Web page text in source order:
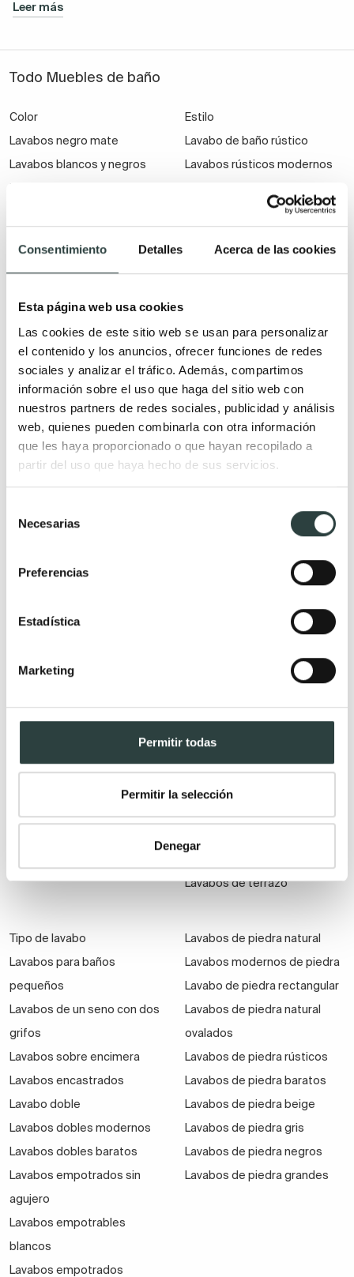
Consentimiento Detalles Acerca de las cookies
Esta página web usa cookies
Las cookies de este sitio web se usan para personalizar
el contenido y los anuncios, ofrecer funciones de redes
sociales y analizar el tráfico. Además, compartimos
información sobre el uso que haga del sitio web con
nuestros partners de redes sociales, publicidad y análisis
web, quienes pueden combinarla con otra información
que les haya proporcionado o que hayan recopilado a
partir del uso que haya hecho de sus servicios.
Necesarias
Preferencias
Estadística
Marketing
Permitir todas
Permitir la selección
Denegar
Leer más
Todo Muebles de baño
Color
Lavabos negro mate
Lavabos blancos y negros
Lavabos de bronce
Lavabos de oro rosa
Lavabos marrones
Lavabos verdes
Lavabos rosas
Lavabos amarillos
Lavabos rojos
Estilo
Lavabo de baño rústico
Lavabos rústicos modernos
Lavabos clásicos
Lavabos mate
Lavabos pequeños
Lavabos tipo bol
Lavabos de mármol
Lavabo redondo de piedra
Lavabos cuadrados
Lavabos de fondo reducido
Lavabos de cerámica
Lavabos de resina blanco
Lavabos Solid Surface
Lavabos Solid Surface a
medida
Lavabos de terrazo
Tipo de lavabo
Lavabos para baños
pequeños
Lavabos de un seno con dos
grifos
Lavabos sobre encimera
Lavabos encastrados
Lavabo doble
Lavabos dobles modernos
Lavabos dobles baratos
Lavabos empotrados sin
agujero
Lavabos empotrables
blancos
Lavabos empotrados
Lavabos de piedra natural
Lavabos modernos de piedra
Lavabo de piedra rectangular
Lavabos de piedra natural
ovalados
Lavabos de piedra rústicos
Lavabos de piedra baratos
Lavabos de piedra beige
Lavabos de piedra gris
Lavabos de piedra negros
Lavabos de piedra grandes